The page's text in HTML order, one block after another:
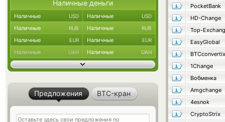
PocketBank
HD-Change
Top-
EasyGlobal
BTCconvertix
1Change
Вобменка
Amgchange
4esnok
CryptoStrix
Наличные деньги
Наличные USD Наличные USD
Наличные RUB Наличные RUB
Наличные EUR Наличные EUR
Наличные UAH Наличные UAH
Предложения BTC-кран